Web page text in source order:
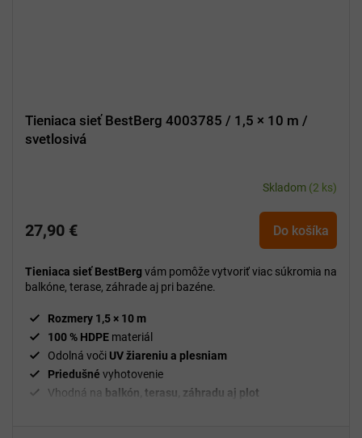
Tieniaca sieť BestBerg 4003785 / 1,5 × 10 m /
svetlosivá
Skladom (2 ks)
27,90 € Do košíka
Tieniaca sieť BestBerg vám pomôže vytvoriť viac súkromia na
balkóne, terase, záhrade aj pri bazéne.
Rozmery 1,5 × 10 m
100 % HDPE materiál
Odolná voči UV žiareniu a plesniam
Priedušné vyhotovenie
Vhodná na balkón, terasu, záhradu aj plot